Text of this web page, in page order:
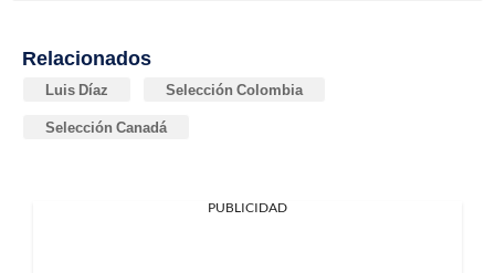
Relacionados
Luis Díaz Selección Colombia
Selección Canadá
PUBLICIDAD